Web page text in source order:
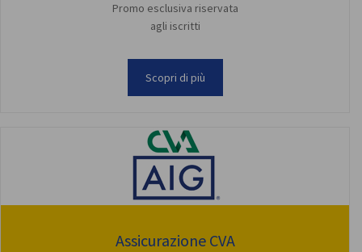
Promo esclusiva riservata
agli iscritti
Scopri di più
Assicurazione CVA